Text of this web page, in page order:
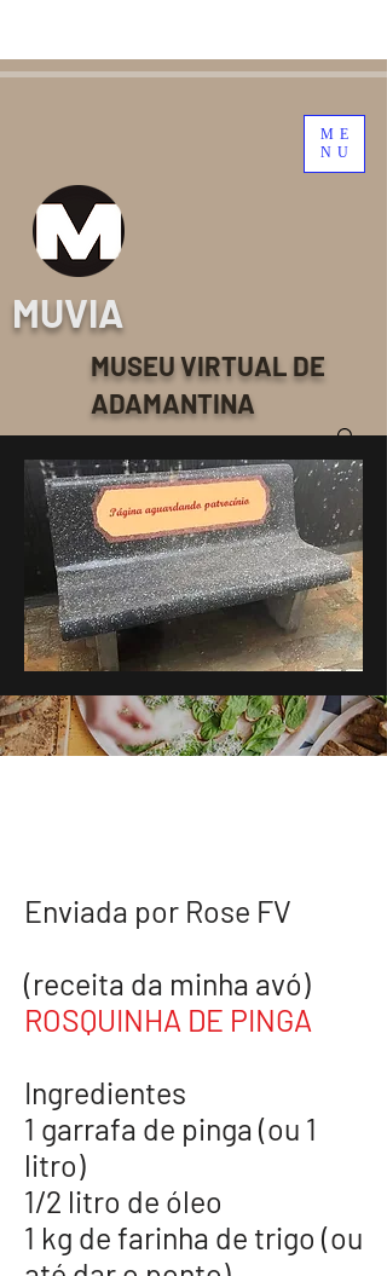
ME
NU
MUVIA
MUSEU VIRTUAL DE
ADAMANTINA
Enviada por Rose FV
(receita da minha avó)
ROSQUINHA DE PINGA
Ingredientes
1 garrafa de pinga (ou 1
litro)
1/2 litro de óleo
1 kg de farinha de trigo (ou